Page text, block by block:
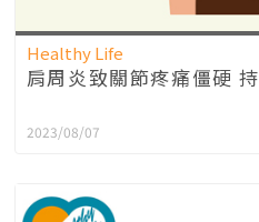
Healthy Life
肩周炎致關節疼痛僵硬
2023/08/07